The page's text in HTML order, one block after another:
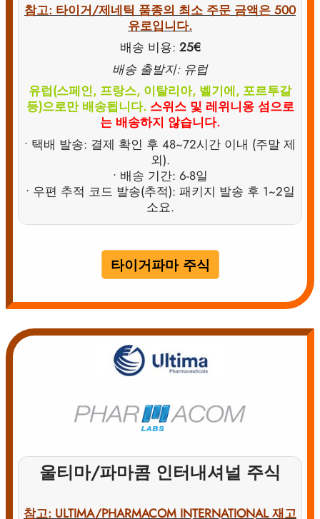
참고: 타이거/제네틱 품종의 최소 주문 금액은 500
유로입니다.
배송 비용: 25€
배송 출발지: 유럽
유럽(스페인, 프랑스, 이탈리아, 벨기에, 포르투갈
등)으로만 배송됩니다. 스위스 및 레위니옹 섬으로
는 배송하지 않습니다.
• 택배 발송: 결제 확인 후 48~72시간 이내 (주말 제
외).
• 배송 기간: 6-8일
• 우편 추적 코드 발송(추적): 패키지 발송 후 1~2일
소요.
타이거파마 주식
울티마/파마콤 인터내셔널 주식
참고: ULTIMA/PHARMACOM INTERNATIONAL 재고